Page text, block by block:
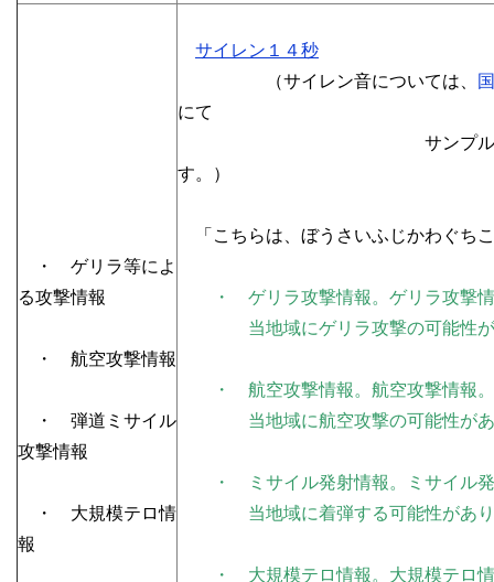
・ ゲリラ等によ
る攻撃情報
・ 航空攻撃情報
・ 弾道ミサイル
攻撃情報
・ 大規模テロ情
報
サイレン１４秒
（サイレン音については、
にて
サンプル音をお聴
す。）
「こちらは、ぼうさいふじかわぐち
・ ゲリラ攻撃情報。ゲリラ攻撃
当地域にゲリラ攻撃の可能性が
・ 航空攻撃情報。航空攻撃情報。
当地域に航空攻撃の可能性があ
・ ミサイル発射情報。ミサイル発
当地域に着弾する可能性があり
・ 大規模テロ情報。大規模テロ